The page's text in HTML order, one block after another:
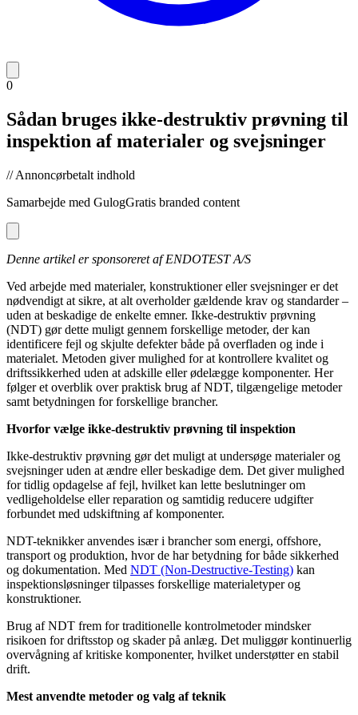
0
Sådan bruges ikke-destruktiv prøvning til
inspektion af materialer og svejsninger
// Annoncørbetalt indhold
Samarbejde med GulogGratis branded content
Denne artikel er sponsoreret af ENDOTEST A/S
Ved arbejde med materialer, konstruktioner eller svejsninger er det
nødvendigt at sikre, at alt overholder gældende krav og standarder –
uden at beskadige de enkelte emner. Ikke-destruktiv prøvning
(NDT) gør dette muligt gennem forskellige metoder, der kan
identificere fejl og skjulte defekter både på overfladen og inde i
materialet. Metoden giver mulighed for at kontrollere kvalitet og
driftssikkerhed uden at adskille eller ødelægge komponenter. Her
følger et overblik over praktisk brug af NDT, tilgængelige metoder
samt betydningen for forskellige brancher.
Hvorfor vælge ikke-destruktiv prøvning til inspektion
Ikke-destruktiv prøvning gør det muligt at undersøge materialer og
svejsninger uden at ændre eller beskadige dem. Det giver mulighed
for tidlig opdagelse af fejl, hvilket kan lette beslutninger om
vedligeholdelse eller reparation og samtidig reducere udgifter
forbundet med udskiftning af komponenter.
NDT-teknikker anvendes især i brancher som energi, offshore,
transport og produktion, hvor de har betydning for både sikkerhed
og dokumentation. Med NDT (Non-Destructive-Testing) kan
inspektionsløsninger tilpasses forskellige materialetyper og
konstruktioner.
Brug af NDT frem for traditionelle kontrolmetoder mindsker
risikoen for driftsstop og skader på anlæg. Det muliggør kontinuerlig
overvågning af kritiske komponenter, hvilket understøtter en stabil
drift.
Mest anvendte metoder og valg af teknik